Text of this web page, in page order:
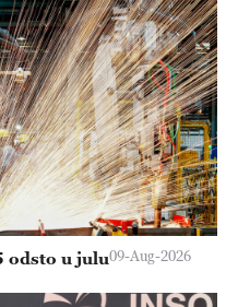
odsto u julu09-Aug-2026